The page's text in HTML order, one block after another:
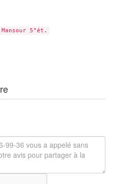
5°ét.